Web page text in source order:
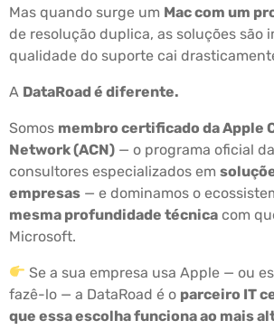
Mas quando surge um Mac com um
de resolução duplica, as soluções são
qualidade do suporte cai
A DataRoad é diferente.
Somos membro certificado da Apple
Network (ACN) — o programa oficial
consultores especializados em
empresas — e dominamos o
mesma profundidade técnica com
Microsoft.
Se a sua empresa usa Apple — ou
fazê-lo — a DataRoad é o parceiro IT
que essa escolha funciona ao mais